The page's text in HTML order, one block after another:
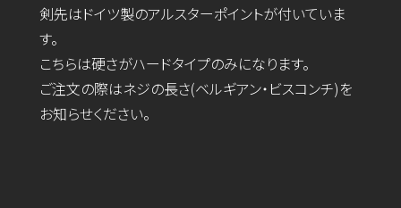
剣先はドイツ製のアルスターポイントが付いていま
す。
こちらは硬さがハードタイプのみになります。
ご注文の際はネジの長さ(ベルギアン・ビスコンチ)を
お知らせください。